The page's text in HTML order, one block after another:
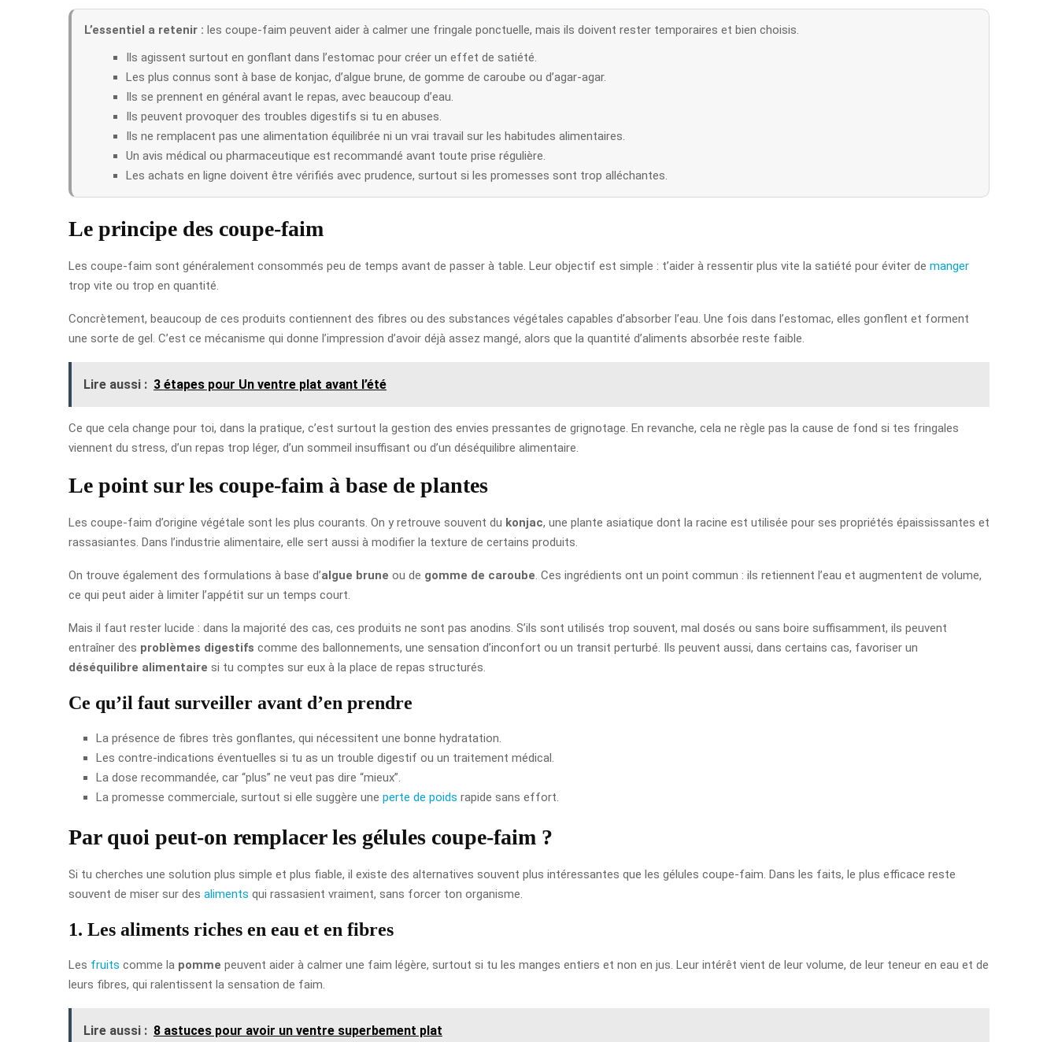
L’essentiel a retenir : les coupe-faim peuvent aider à calmer une fringale ponctuelle, mais ils doivent rester temporaires et bien choisis.
Ils agissent surtout en gonflant dans l’estomac pour créer un effet de satiété.
Les plus connus sont à base de konjac, d’algue brune, de gomme de caroube ou d’agar-agar.
Ils se prennent en général avant le repas, avec beaucoup d’eau.
Ils peuvent provoquer des troubles digestifs si tu en abuses.
Ils ne remplacent pas une alimentation équilibrée ni un vrai travail sur les habitudes alimentaires.
Un avis médical ou pharmaceutique est recommandé avant toute prise régulière.
Les achats en ligne doivent être vérifiés avec prudence, surtout si les promesses sont trop alléchantes.
Le principe des coupe-faim
Les coupe-faim sont généralement consommés peu de temps avant de passer à table. Leur objectif est simple : t’aider à ressentir plus vite la satiété pour éviter de manger
trop vite ou trop en quantité.
Concrètement, beaucoup de ces produits contiennent des fibres ou des substances végétales capables d’absorber l’eau. Une fois dans l’estomac, elles gonflent et forment
une sorte de gel. C’est ce mécanisme qui donne l’impression d’avoir déjà assez mangé, alors que la quantité d’aliments absorbée reste faible.
Lire aussi : 3 étapes pour Un ventre plat avant l’été
Ce que cela change pour toi, dans la pratique, c’est surtout la gestion des envies pressantes de grignotage. En revanche, cela ne règle pas la cause de fond si tes fringales
viennent du stress, d’un repas trop léger, d’un sommeil insuffisant ou d’un déséquilibre alimentaire.
Le point sur les coupe-faim à base de plantes
Les coupe-faim d’origine végétale sont les plus courants. On y retrouve souvent du konjac, une plante asiatique dont la racine est utilisée pour ses propriétés épaississantes et
rassasiantes. Dans l’industrie alimentaire, elle sert aussi à modifier la texture de certains produits.
On trouve également des formulations à base d’algue brune ou de gomme de caroube . Ces ingrédients ont un point commun : ils retiennent l’eau et augmentent de volume,
ce qui peut aider à limiter l’appétit sur un temps court.
Mais il faut rester lucide : dans la majorité des cas, ces produits ne sont pas anodins. S’ils sont utilisés trop souvent, mal dosés ou sans boire suffisamment, ils peuvent
entraîner des problèmes digestifs comme des ballonnements, une sensation d’inconfort ou un transit perturbé. Ils peuvent aussi, dans certains cas, favoriser un
déséquilibre alimentaire si tu comptes sur eux à la place de repas structurés.
Ce qu’il faut surveiller avant d’en prendre
La présence de fibres très gonflantes, qui nécessitent une bonne hydratation.
Les contre-indications éventuelles si tu as un trouble digestif ou un traitement médical.
La dose recommandée, car “plus” ne veut pas dire “mieux”.
La promesse commerciale, surtout si elle suggère une perte de poids rapide sans effort.
Par quoi peut-on remplacer les gélules coupe-faim ?
Si tu cherches une solution plus simple et plus fiable, il existe des alternatives souvent plus intéressantes que les gélules coupe-faim. Dans les faits, le plus efficace reste
souvent de miser sur des aliments qui rassasient vraiment, sans forcer ton organisme.
1. Les aliments riches en eau et en fibres
Les fruits comme la pomme peuvent aider à calmer une faim légère, surtout si tu les manges entiers et non en jus. Leur intérêt vient de leur volume, de leur teneur en eau et de
leurs fibres, qui ralentissent la sensation de faim.
Lire aussi : 8 astuces pour avoir un ventre superbement plat